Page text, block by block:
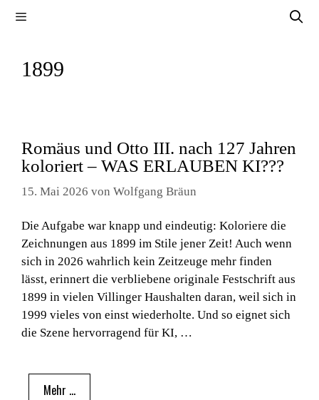
1899
Romäus und Otto III. nach 127 Jahren
koloriert – WAS ERLAUBEN KI???
15. Mai 2026 von Wolfgang Bräun
Die Aufgabe war knapp und eindeutig: Koloriere die
Zeichnungen aus 1899 im Stile jener Zeit! Auch wenn
sich in 2026 wahrlich kein Zeitzeuge mehr finden
lässt, erinnert die verbliebene originale Festschrift aus
1899 in vielen Villinger Haushalten daran, weil sich in
1999 vieles von einst wiederholte. Und so eignet sich
die Szene hervorragend für KI, …
Mehr …